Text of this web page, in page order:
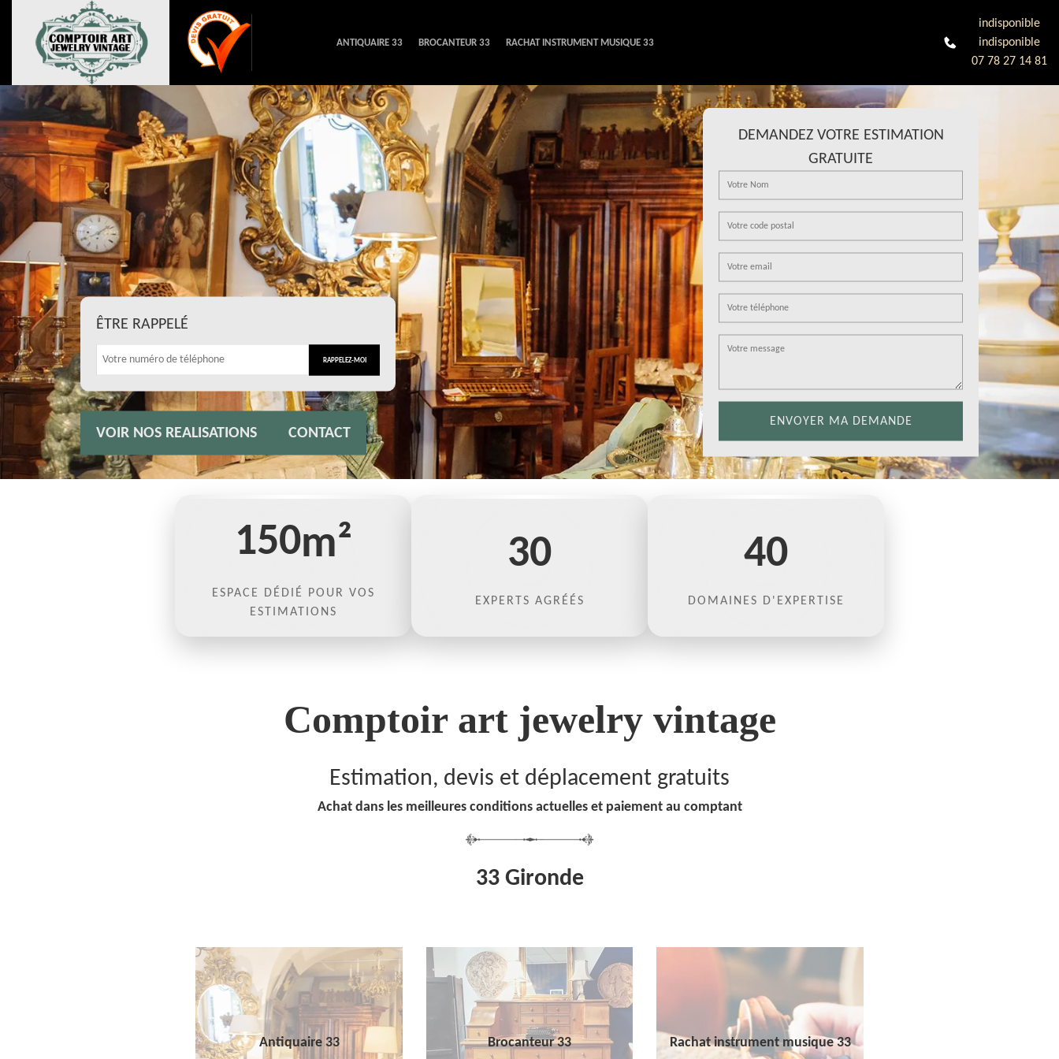
ANTIQUAIRE 33 BROCANTEUR 33 RACHAT INSTRUMENT MUSIQUE 33
indisponible
indisponible
07 78 27 14 81
ÊTRE RAPPELÉ
VOIR NOS REALISATIONS CONTACT
DEMANDEZ VOTRE ESTIMATION
GRATUITE
150m²
ESPACE DÉDIÉ POUR VOS
ESTIMATIONS
30
EXPERTS AGRÉÉS
40
DOMAINES D'EXPERTISE
Comptoir art jewelry vintage
Estimation, devis et déplacement gratuits
Achat dans les meilleures conditions actuelles et paiement au comptant
33 Gironde
Antiquaire 33 Brocanteur 33 Rachat instrument musique 33